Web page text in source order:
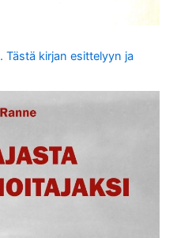
. Tästä kirjan esittelyyn ja